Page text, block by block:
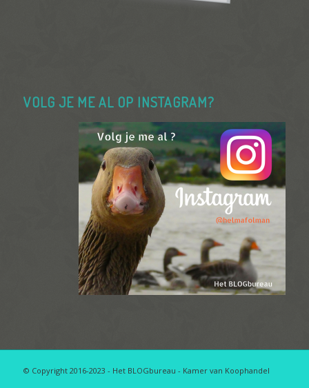
VOLG JE ME AL OP INSTAGRAM?
© Copyright 2016-2023 - Het BLOGbureau - Kamer van Koophandel